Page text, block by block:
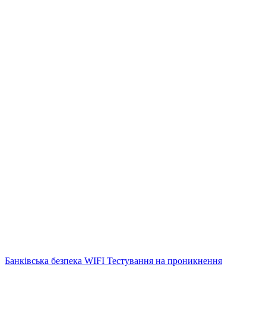
Банківська безпека WIFI Тестування на проникнення